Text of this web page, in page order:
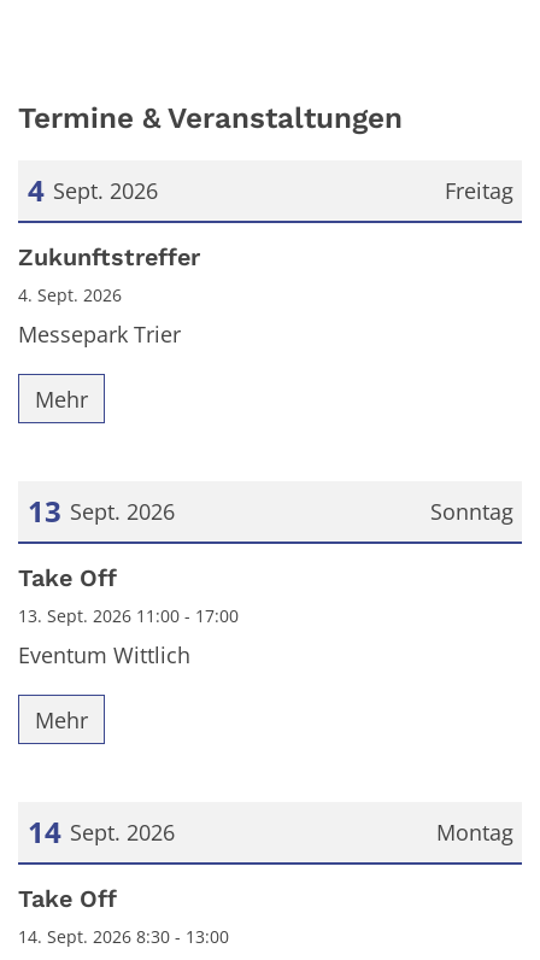
Termine & Veranstaltungen
Freitag
4 Sept. 2026
Datum: 4. September 2026
Zukunftstreffer
4. Sept. 2026
Messepark Trier
Mehr
Sonntag
13 Sept. 2026
Datum: 13. September 2026
Take Off
13. Sept. 2026 11:00 - 17:00
Eventum Wittlich
Mehr
Montag
14 Sept. 2026
Datum: 14. September 2026
Take Off
14. Sept. 2026 8:30 - 13:00